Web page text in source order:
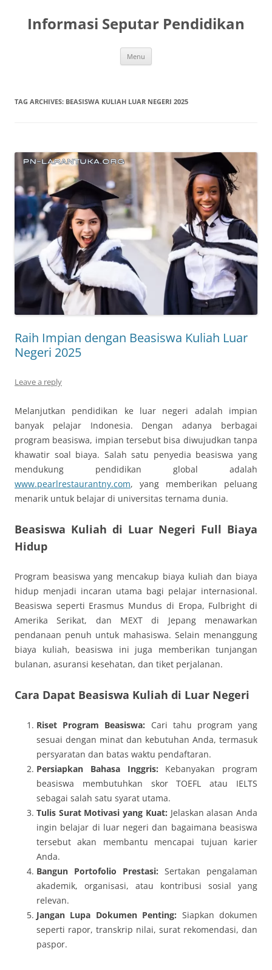
content
Informasi Seputar Pendidikan
Menu
TAG ARCHIVES: BEASISWA KULIAH LUAR NEGERI 2025
Raih Impian dengan Beasiswa Kuliah Luar
Negeri 2025
Leave a reply
Melanjutkan pendidikan ke luar negeri adalah impian
banyak pelajar Indonesia. Dengan adanya berbagai
program beasiswa, impian tersebut bisa diwujudkan tanpa
khawatir soal biaya. Salah satu penyedia beasiswa yang
mendukung pendidikan global adalah
www.pearlrestaurantny.com, yang memberikan peluang
menarik untuk belajar di universitas ternama dunia.
Beasiswa Kuliah di Luar Negeri Full Biaya
Hidup
Program beasiswa yang mencakup biaya kuliah dan biaya
hidup menjadi incaran utama bagi pelajar internasional.
Beasiswa seperti Erasmus Mundus di Eropa, Fulbright di
Amerika Serikat, dan MEXT di Jepang menawarkan
pendanaan penuh untuk mahasiswa. Selain menanggung
biaya kuliah, beasiswa ini juga memberikan tunjangan
bulanan, asuransi kesehatan, dan tiket perjalanan.
Cara Dapat Beasiswa Kuliah di Luar Negeri
Riset Program Beasiswa: Cari tahu program yang
sesuai dengan minat dan kebutuhan Anda, termasuk
persyaratan dan batas waktu pendaftaran.
Persiapkan Bahasa Inggris: Kebanyakan program
beasiswa membutuhkan skor TOEFL atau IELTS
sebagai salah satu syarat utama.
Tulis Surat Motivasi yang Kuat: Jelaskan alasan Anda
ingin belajar di luar negeri dan bagaimana beasiswa
tersebut akan membantu mencapai tujuan karier
Anda.
Bangun Portofolio Prestasi: Sertakan pengalaman
akademik, organisasi, atau kontribusi sosial yang
relevan.
Jangan Lupa Dokumen Penting: Siapkan dokumen
seperti rapor, transkrip nilai, surat rekomendasi, dan
paspor.